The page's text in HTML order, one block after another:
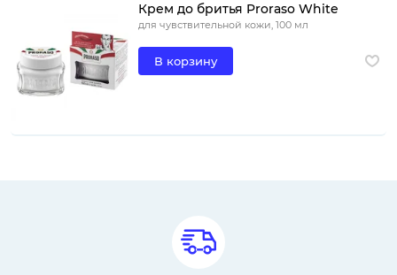
Крем до бритья Proraso White
для чувствительной кожи, 100 мл
В корзину